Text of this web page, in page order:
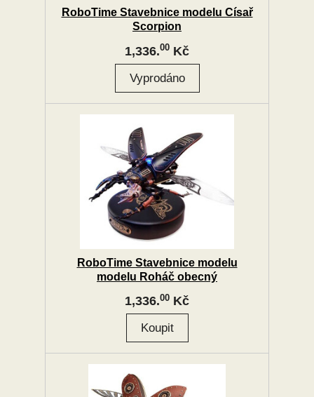
RoboTime Stavebnice modelu Císař
Scorpion
1,336.00 Kč
RoboTime Stavebnice modelu
modelu Roháč obecný
1,336.00 Kč